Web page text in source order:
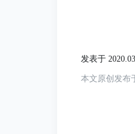
发表于
本文原创发布